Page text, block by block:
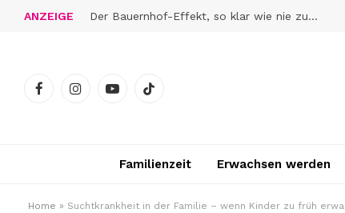
ANZEIGE Der Bauernhof-Effekt, so klar wie nie zuvor
FacebookInstagramYouTubeTikTok
Familienzeit Erwachsen werden
Home » Suchtkrankheit in der Familie – wenn Kinder zu früh